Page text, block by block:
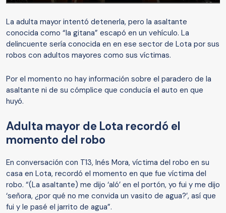
La adulta mayor intentó detenerla, pero la asaltante
conocida como “la gitana” escapó en un vehículo. La
delincuente sería conocida en en ese sector de Lota por sus
robos con adultos mayores como sus víctimas.
Por el momento no hay información sobre el paradero de la
asaltante ni de su cómplice que conducía el auto en que
huyó.
Adulta mayor de Lota recordó el
momento del robo
En conversación con T13, Inés Mora, víctima del robo en su
casa en Lota, recordó el momento en que fue víctima del
robo. “(La asaltante) me dijo ‘aló’ en el portón, yo fui y me dijo
‘señora, ¿por qué no me convida un vasito de agua?’, así que
fui y le pasé el jarrito de agua”.